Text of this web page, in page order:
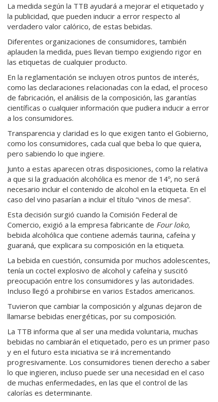
La medida según la TTB ayudará a mejorar el etiquetado y
la publicidad, que pueden inducir a error respecto al
verdadero valor calórico, de estas bebidas.
Diferentes organizaciones de consumidores, también
aplauden la medida, pues llevan tiempo exigiendo rigor en
las etiquetas de cualquier producto.
En la reglamentación se incluyen otros puntos de interés,
como las declaraciones relacionadas con la edad, el proceso
de fabricación, el análisis de la composición, las garantías
científicas o cualquier información que pudiera inducir a error
a los consumidores.
Transparencia y claridad es lo que exigen tanto el Gobierno,
como los consumidores, cada cual que beba lo que quiera,
pero sabiendo lo que ingiere.
Junto a estas aparecen otras disposiciones, como la relativa
a que si la graduación alcohólica es menor de 14º, no será
necesario incluir el contenido de alcohol en la etiqueta. En el
caso del vino pasarían a incluir el título “vinos de mesa”.
Esta decisión surgió cuando la Comisión Federal de
Comercio, exigió a la empresa fabricante de Four loko,
bebida alcohólica que contiene además taurina, cafeína y
guaraná, que explicara su composición en la etiqueta.
La bebida en cuestión, consumida por muchos adolescentes,
tenía un coctel explosivo de alcohol y cafeína y suscitó
preocupación entre los consumidores y las autoridades.
Incluso llegó a prohibirse en varios Estados americanos.
Tuvieron que cambiar la composición y algunas dejaron de
llamarse bebidas energéticas, por su composición.
La TTB informa que al ser una medida voluntaria, muchas
bebidas no cambiarán el etiquetado, pero es un primer paso
y en el futuro esta iniciativa se irá incrementando
progresivamente. Los consumidores tienen derecho a saber
lo que ingieren, incluso puede ser una necesidad en el caso
de muchas enfermedades, en las que el control de las
calorías es determinante.